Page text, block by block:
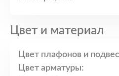
Цвет и материал
Цвет плафонов и
Цвет арматуры: